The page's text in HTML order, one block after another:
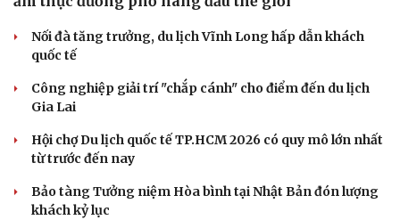
Nối đà tăng trưởng, du lịch Vĩnh Long hấp dẫn khách
quốc tế
Công nghiệp giải trí "chắp cánh" cho điểm đến du lịch
Gia Lai
Hội chợ Du lịch quốc tế TP.HCM 2026 có quy mô lớn nhất
từ trước đến nay
Bảo tàng Tưởng niệm Hòa bình tại Nhật Bản đón lượng
khách kỷ lục